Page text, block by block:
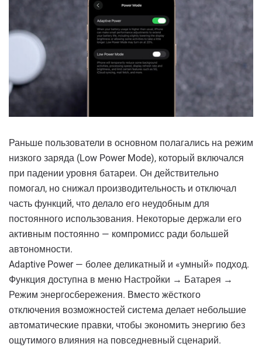
Раньше пользователи в основном полагались на режим
низкого заряда (Low Power Mode), который включался
при падении уровня батареи. Он действительно
помогал, но снижал производительность и отключал
часть функций, что делало его неудобным для
постоянного использования. Некоторые держали его
активным постоянно — компромисс ради большей
автономности.
Adaptive Power — более деликатный и «умный» подход.
Функция доступна в меню Настройки → Батарея →
Режим энергосбережения. Вместо жёсткого
отключения возможностей система делает небольшие
автоматические правки, чтобы экономить энергию без
ощутимого влияния на повседневный сценарий.